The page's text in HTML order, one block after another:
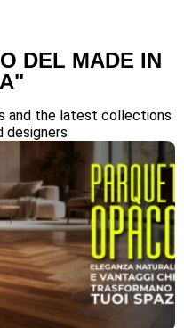
DEL MADE IN
and the latest collections
designers